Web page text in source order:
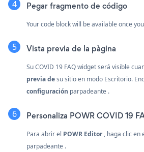
Pegar fragmento de código
Your code block will be available once
Vista previa de la pàgina
Su COVID 19 FAQ widget será visible
previa desu sitio en modo Escritorio.
configuración parpadeante .
Personaliza POWR COVID 19
Para abrir el POWR Editor, haga clic en
parpadeante .